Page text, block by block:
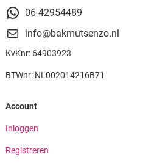
06-42954489
info@bakmutsenzo.nl
KvKnr: 64903923
BTWnr: NL002014216B71
Account
Inloggen
Registreren